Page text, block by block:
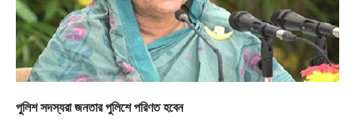
পুলিশ সদস্যরা জনতার পুলিশে পরিণত হবেন